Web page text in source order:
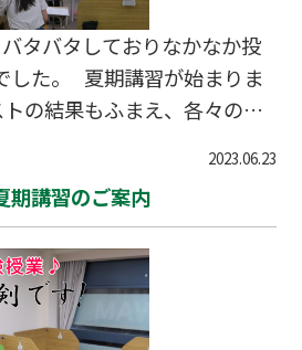
タバタしておりなかなか投
した。 夏期講習が始まりま
の結果もふまえ、各々の課
ゲームをやっている生徒さん
んでばかりはいられません
ましょう。 夏期講習は引き
す。席に限りがありますので
せくださいませ。 TEL 0120-
2023.06.23
期講習のご案内